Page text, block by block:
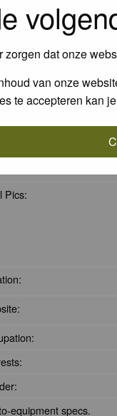
zorgen dat onze
van onze
te accepteren kan
posts:
Comments:
Pics:
equipment specs.